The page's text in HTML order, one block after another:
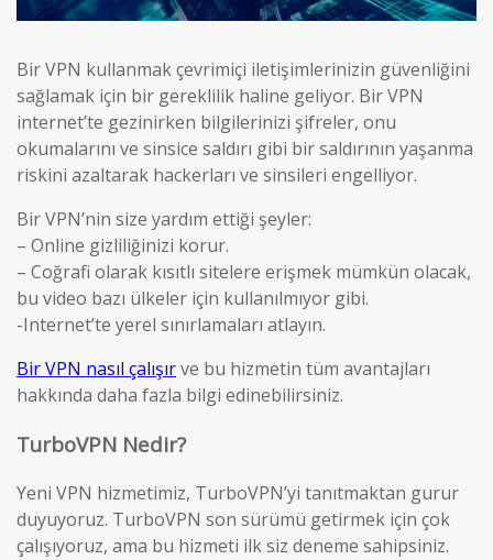
Bir VPN kullanmak çevrimiçi iletişimlerinizin güvenliğini
sağlamak için bir gereklilik haline geliyor. Bir VPN
internet’te gezinirken bilgilerinizi şifreler, onu
okumalarını ve sinsice saldırı gibi bir saldırının yaşanma
riskini azaltarak hackerları ve sinsileri engelliyor.
Bir VPN’nin size yardım ettiği şeyler:
– Online gizliliğinizi korur.
– Coğrafi olarak kısıtlı sitelere erişmek mümkün olacak,
bu video bazı ülkeler için kullanılmıyor gibi.
-Internet’te yerel sınırlamaları atlayın.
Bir VPN nasıl çalışırve bu hizmetin tüm avantajları
hakkında daha fazla bilgi edinebilirsiniz.
TurboVPN Nedir?
Yeni VPN hizmetimiz, TurboVPN’yi tanıtmaktan gurur
duyuyoruz. TurboVPN son sürümü getirmek için çok
çalışıyoruz, ama bu hizmeti ilk siz deneme sahipsiniz.